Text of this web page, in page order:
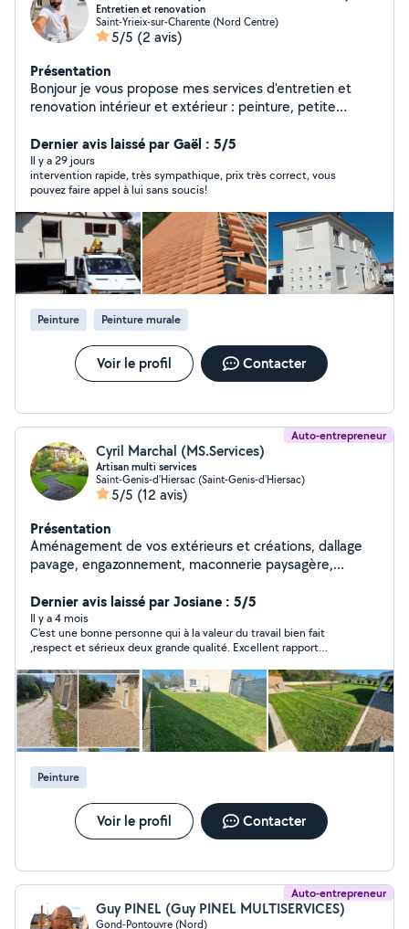
Entretien et renovation
Saint-Yrieix-sur-Charente (Nord Centre)
5/5 (2 avis)
Présentation
Bonjour je vous propose mes services d'entretien et
renovation intérieur et extérieur : peinture, petite
réparation des gouttière, réparation murette et
peinture grille fer forgé ..... travaux propre et soigné
merci
Dernier avis laissé par Gaël : 5/5
Il y a 29 jours
intervention rapide, très sympathique, prix très correct, vous
pouvez faire appel à lui sans soucis!
Peinture Peinture murale
Voir le profil Contacter
Auto-entrepreneur
Cyril Marchal (MS.Services)
Artisan multi services
Saint-Genis-d'Hiersac (Saint-Genis-d'Hiersac)
5/5 (12 avis)
Présentation
Aménagement de vos extérieurs et créations, dallage
pavage, engazonnement, maconnerie paysagère,
services à la personne dans l'entretien de jardin : tonte
de pelouse, taille de haies, débroussaillage. Mais aussi
surveillance temporaire de domicile,travaux de
bricolage, d'intérieur, professionnalisme, proximité et
prestations adaptées à vos besoins. Profitez de 50%*
de crédit d'impôt sur nos services, pour un confort
accessible et un extérieur toujours soigné. *CESU
ACCEPTÉ A bientôt
Dernier avis laissé par Josiane : 5/5
Il y a 4 mois
C'est une bonne personne qui à la valeur du travail bien fait
,respect et sérieux deux grande qualité. Excellent rapport
services c'est une personne sûr.
Peinture
Voir le profil Contacter
Auto-entrepreneur
Guy PINEL (Guy PINEL MULTISERVICES)
Gond-Pontouvre (Nord)